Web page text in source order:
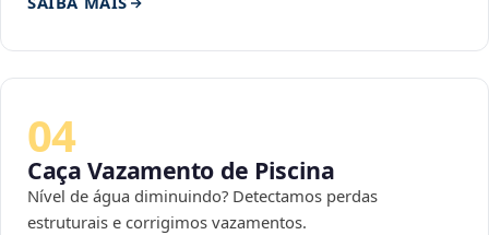
04
Caça Vazamento de Piscina
Nível de água diminuindo? Detectamos perdas
estruturais e corrigimos vazamentos.